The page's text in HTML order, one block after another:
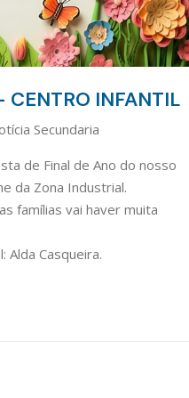
CENTRO INFANTIL
Secundaria
de Final de Ano do nosso
da Zona Industrial.
famílias vai haver muita
Alda Casqueira.